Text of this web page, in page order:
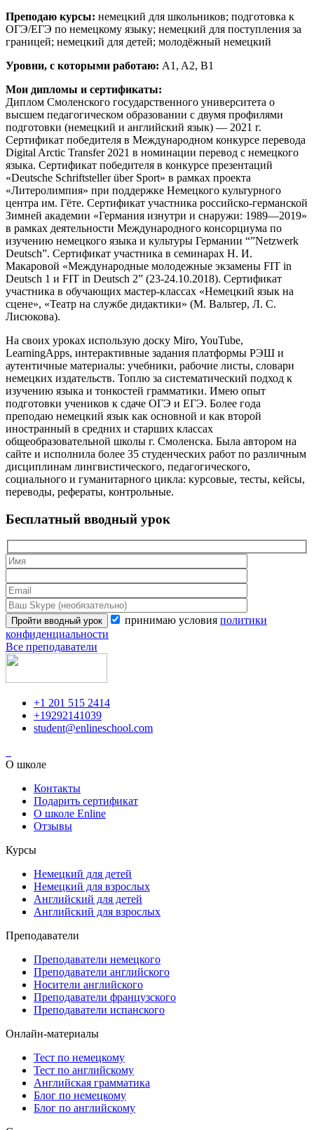
Преподаю курсы: немецкий для школьников; подготовка к
ОГЭ/ЕГЭ по немецкому языку; немецкий для поступления за
границей; немецкий для детей; молодёжный немецкий
Уровни, с которыми работаю: A1, A2, B1
Мои дипломы и сертификаты:
Диплом Смоленского государственного университета о
высшем педагогическом образовании с двумя профилями
подготовки (немецкий и английский язык) — 2021 г.
Сертификат победителя в Международном конкурсе перевода
Digital Arctic Transfer 2021 в номинации перевод с немецкого
языка. Сертификат победителя в конкурсе презентаций
«Deutsche Schriftsteller über Sport» в рамках проекта
«Литеролимпия» при поддержке Немецкого культурного
центра им. Гёте. Сертификат участника российско-германской
Зимней академии «Германия изнутри и снаружи: 1989—2019»
в рамках деятельности Международного консорциума по
изучению немецкого языка и культуры Германии “”Netzwerk
Deutsch”. Сертификат участника в семинарах Н. И.
Макаровой «Международные молодежные экзамены FIT in
Deutsch 1 и FIT in Deutsch 2” (23-24.10.2018). Сертификат
участника в обучающих мастер-классах «Немецкий язык на
сцене», «Театр на службе дидактики» (М. Вальтер, Л. С.
Лисюкова).
На своих уроках использую доску Miro, YouTube,
LearningApps, интерактивные задания платформы РЭШ и
аутентичные материалы: учебники, рабочие листы, словари
немецких издательств. Топлю за систематический подход к
изучению языка и тонкостей грамматики. Имею опыт
подготовки учеников к сдаче ОГЭ и ЕГЭ. Более года
преподаю немецкий язык как основной и как второй
иностранный в средних и старших классах
общеобразовательной школы г. Смоленска. Была автором на
сайте и исполнила более 35 студенческих работ по различным
дисциплинам лингвистического, педагогического,
социального и гуманитарного цикла: курсовые, тесты, кейсы,
переводы, рефераты, контрольные.
Бесплатный вводный урок
принимаю условия политики
конфиденциальности
Все преподаватели
+1 201 515 2414
+19292141039
student@enlineschool.com
О школе
Контакты
Подарить сертификат
О школе Enline
Отзывы
Курсы
Немецкий для детей
Немецкий для взрослых
Английский для детей
Английский для взрослых
Преподаватели
Преподаватели немецкого
Преподаватели английского
Носители английского
Преподаватели французского
Преподаватели испанского
Онлайн-материалы
Тест по немецкому
Тест по английскому
Английская грамматика
Блог по немецкому
Блог по английскому